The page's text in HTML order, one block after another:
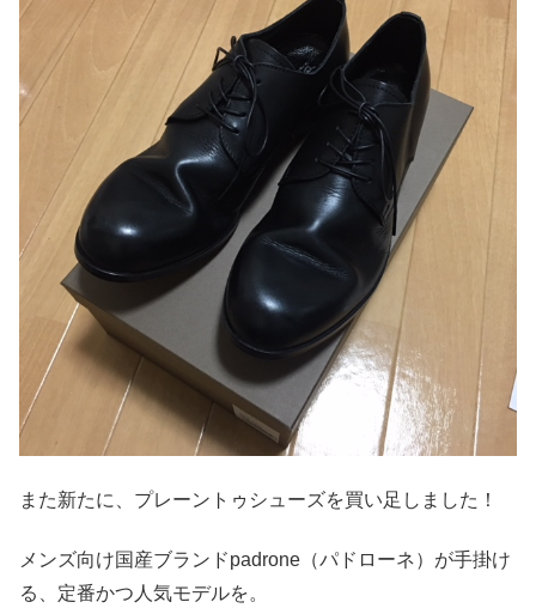
また新たに、プレーントゥシューズを買い足しました！
メンズ向け国産ブランドpadrone（パドローネ）が手掛け
る、定番かつ人気モデルを。